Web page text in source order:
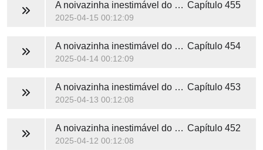
A noivazinha inestimável do Sr. Tremont Capítulo 455
2025-04-15 00:12:09
A noivazinha inestimável do Sr. Tremont Capítulo 454
2025-04-14 00:12:09
A noivazinha inestimável do Sr. Tremont Capítulo 453
2025-04-13 00:12:08
A noivazinha inestimável do Sr. Tremont Capítulo 452
2025-04-12 00:12:08